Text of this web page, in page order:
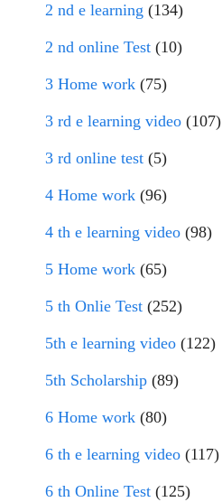
2 nd e learning (134)
2 nd online Test (10)
3 Home work (75)
3 rd e learning video (107)
3 rd online test (5)
4 Home work (96)
4 th e learning video (98)
5 Home work (65)
5 th Onlie Test (252)
5th e learning video (122)
5th Scholarship (89)
6 Home work (80)
6 th e learning video (117)
6 th Online Test (125)